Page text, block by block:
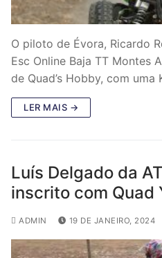
O piloto de Évora, Ricardo
Esc Online Baja TT Montes
de Quad’s Hobby, com uma
LER MAIS →
Luís Delgado da
inscrito com Quad
ADMIN 19 DE JANEIRO, 2024